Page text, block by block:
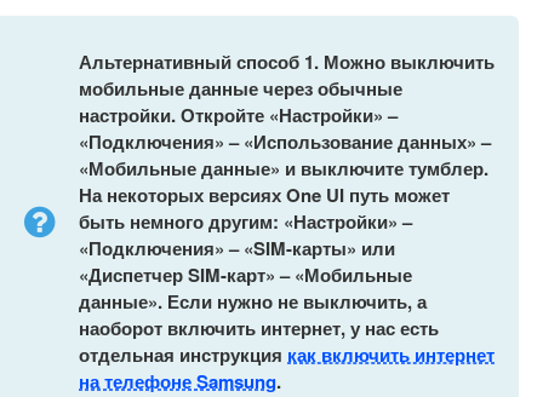
Альтернативный способ 1. Можно выключить
мобильные данные через обычные
настройки. Откройте «Настройки» –
«Подключения» – «Использование данных» –
«Мобильные данные» и выключите тумблер.
На некоторых версиях One UI путь может
быть немного другим: «Настройки» –
«Подключения» – «SIM-карты» или
«Диспетчер SIM-карт» – «Мобильные
данные». Если нужно не выключить, а
наоборот включить интернет, у нас есть
отдельная инструкция как включить интернет
на телефоне Samsung.